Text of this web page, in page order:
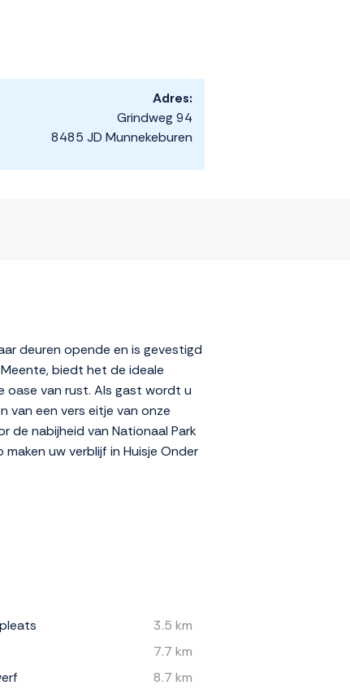
Adres:
Grindweg 94
8485 JD Munnekeburen
deuren opende en is gevestigd
biedt het de ideale
van rust. Als gast wordt u
van een vers eitje van onze
de nabijheid van Nationaal Park
uw verblijf in Huisje Onder
3.5 km
7.7 km
8.7 km